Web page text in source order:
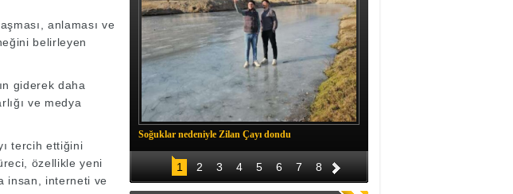
anlaması ve
belirleyen
giderek daha
ve medya
tercih ettiğini
özellikle yeni
insan, interneti ve
Soğuklar nedeniyle Zilan Çayı dondu
1 2 3 4 5 6 7 8